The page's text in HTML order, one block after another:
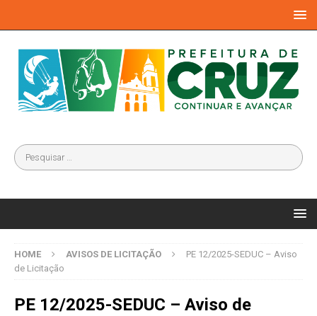
HOME AVISOS DE LICITAÇÃO
PE 12/2025-SEDUC – Aviso
de Licitação
PE 12/2025-SEDUC – Aviso de